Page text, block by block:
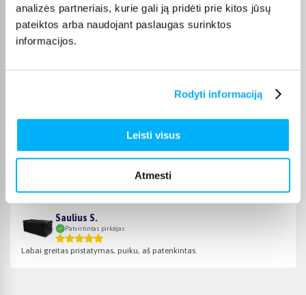
analizės partneriais, kurie gali ją pridėti prie kitos jūsų
pateiktos arba naudojant paslaugas surinktos
informacijos.
Rodyti informaciją
Leisti visus
Atmesti
pristatymą į paštomatą, kurjeriu arba atsiėmimą BIGBOX.LT
biure Kaune.
Pirkėjų atsiliepimai apie prekes
Patvirtintas pirkėjas
Saulius S.
Patvirtintas pirkėjas
Labai greitas pristatymas, puiku, aš patenkintas.